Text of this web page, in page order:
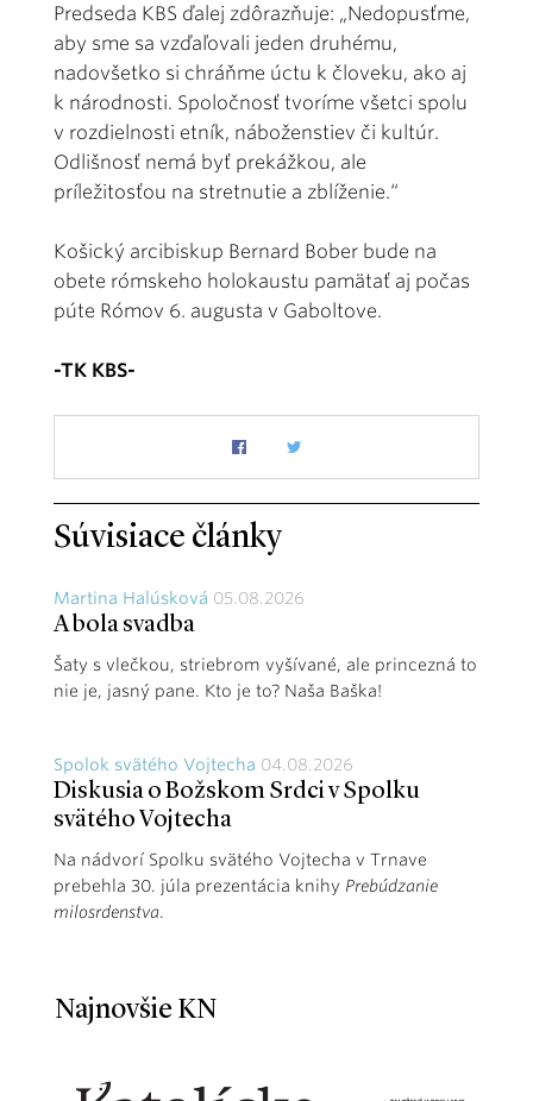
Predseda KBS ďalej zdôrazňuje: „Nedopusťme,
aby sme sa vzďaľovali jeden druhému,
nadovšetko si chráňme úctu k človeku, ako aj
k národnosti. Spoločnosť tvoríme všetci spolu
v rozdielnosti etník, náboženstiev či kultúr.
Odlišnosť nemá byť prekážkou, ale
príležitosťou na stretnutie a zblíženie.“
Košický arcibiskup Bernard Bober bude na
obete rómskeho holokaustu pamätať aj počas
púte Rómov 6. augusta v Gaboltove.
-TK KBS-
Súvisiace články
Martina Halúsková 05.08.2026
A bola svadba
Šaty s vlečkou, striebrom vyšívané, ale princezná to
nie je, jasný pane. Kto je to? Naša Baška!
Spolok svätého Vojtecha 04.08.2026
Diskusia o Božskom Srdci v Spolku
svätého Vojtecha
Na nádvorí Spolku svätého Vojtecha v Trnave
prebehla 30. júla prezentácia knihy Prebúdzanie
milosrdenstva.
Najnovšie KN